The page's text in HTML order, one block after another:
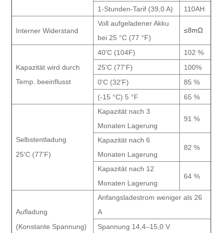
1-Stunden-Tarif (39,0 A) 110AH
Interner Widerstand
Voll aufgeladener Akku
bei 25 °C (77 °F)
≤8mΩ
Kapazität wird durch
Temp. beeinflusst
40'C (104F)
102 %
25'C (77'F)
100%
0'C (32'F)
85 %
(-15 °C) 5 °F
65 %
Selbstentladung
25'C (77'F)
Kapazität nach 3
Monaten Lagerung
91 %
Kapazität nach 6
Monaten Lagerung
82 %
Kapazität nach 12
Monaten Lagerung
64 %
Aufladung
(Konstante Spannung)
Anfangsladestrom weniger als 26
A
Spannung 14,4–15,0 V